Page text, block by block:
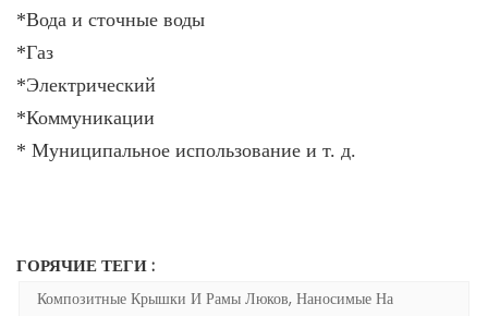
*Вода и сточные воды
*Газ
*Электрический
*Коммуникации
* Муниципальное использование и т. д.
ГОРЯЧИЕ ТЕГИ :
Композитные Крышки И Рамы Люков, Наносимые На